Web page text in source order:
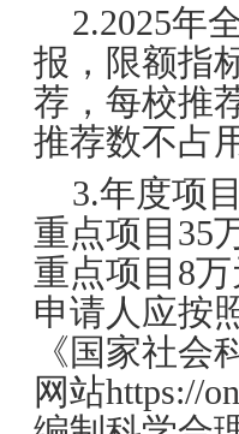
2.2025年
报，限额指
荐，每校推
推荐数不占
3.年度项
重点项目35
重点项目8
申请人应按
《国家社
网站https://